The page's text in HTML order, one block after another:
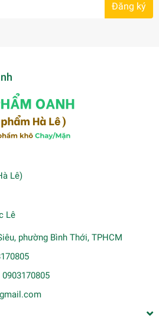
Đăng ký
Lê)
Lê
phường Bình Thới, TPHCM
0903170805